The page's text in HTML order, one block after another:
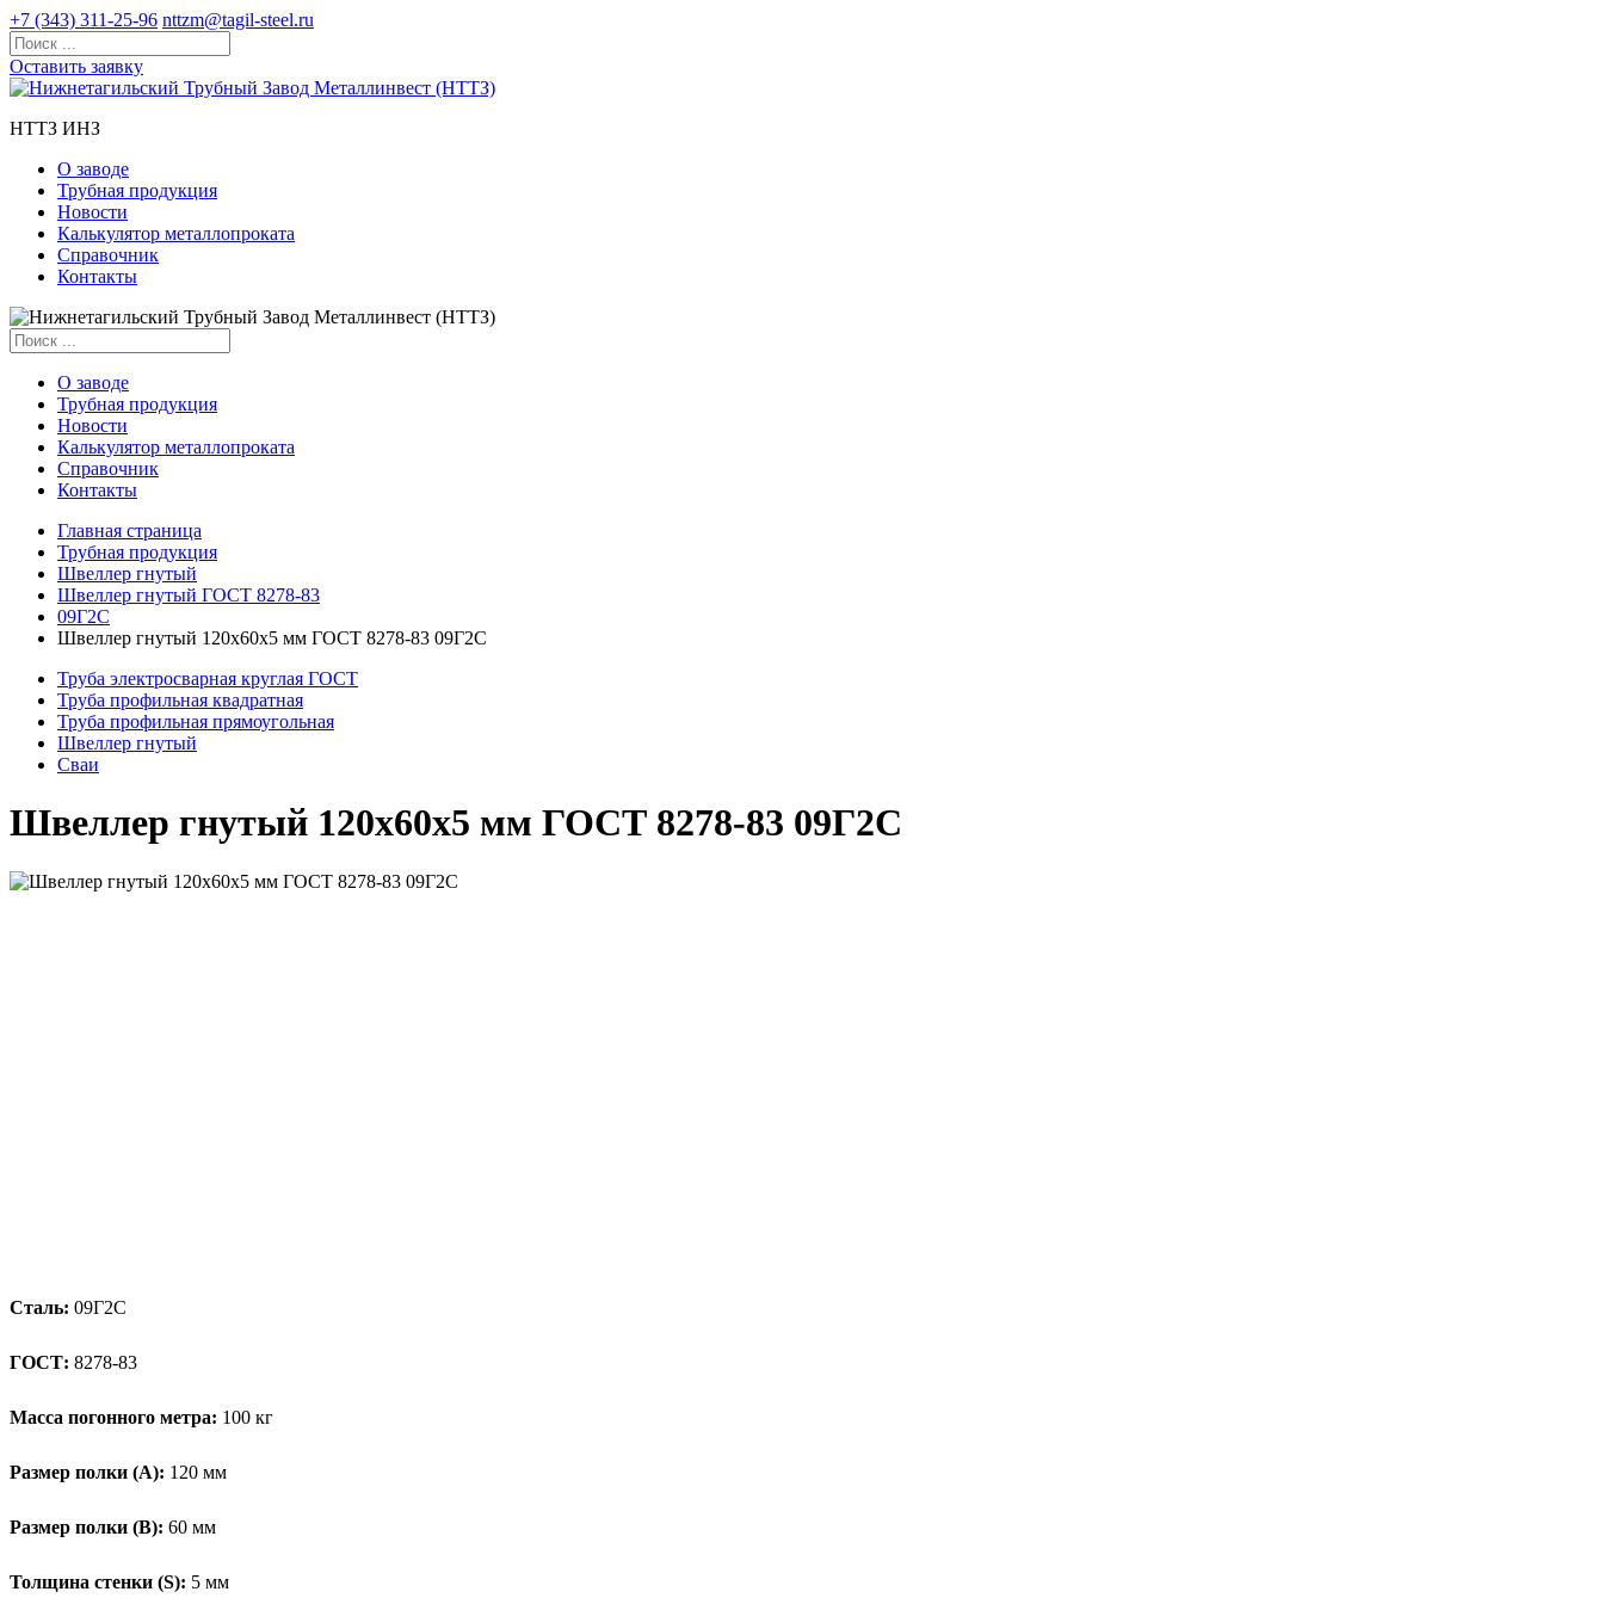
+7 (343) 311-25-96 nttzm@tagil-steel.ru
Оставить заявку
НТТЗ ИНЗ
О заводе
Трубная продукция
Новости
Калькулятор металлопроката
Справочник
Контакты
О заводе
Трубная продукция
Новости
Калькулятор металлопроката
Справочник
Контакты
Главная страница
Трубная продукция
Швеллер гнутый
Швеллер гнутый ГОСТ 8278-83
09Г2С
Швеллер гнутый 120x60x5 мм ГОСТ 8278-83 09Г2С
Труба электросварная круглая ГОСТ
Труба профильная квадратная
Труба профильная прямоугольная
Швеллер гнутый
Сваи
Швеллер гнутый 120x60x5 мм ГОСТ 8278-83 09Г2С
Сталь: 09Г2С
ГОСТ: 8278-83
Масса погонного метра: 100 кг
Размер полки (А): 120 мм
Размер полки (В): 60 мм
Толщина стенки (S): 5 мм